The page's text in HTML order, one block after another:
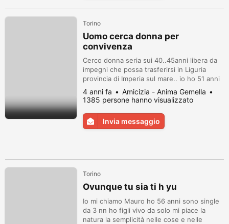
Torino
Uomo cerca donna per
convivenza
Cerco donna seria sui 40..45anni libera da
impegni che possa trasferirsi in Liguria
provincia di Imperia sul mare.. io ho 51 anni
alto 1.75 lavoratore vivo in provincia di
Imperia casa di proprietà..
4 anni fa
Amicizia - Anima Gemella
1385 persone hanno visualizzato
Invia messaggio
Torino
Ovunque tu sia ti h yu
Io mi chiamo Mauro ho 56 anni sono single
da 3 nn ho figli vivo da solo mi piace la
natura la semplicità nelle cose e nelle